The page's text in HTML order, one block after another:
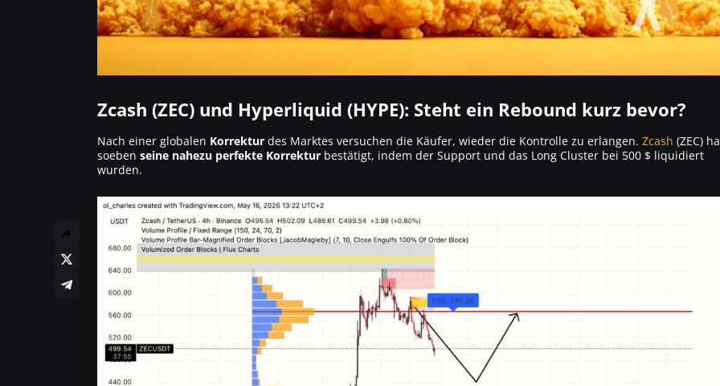
Zcash (ZEC) und Hyperliquid (HYPE): Steht ein Rebound kurz bevor?
Nach einer globalen Korrektur des Marktes versuchen die Käufer, wieder die Kontrolle zu erlangen. Zcash (ZEC)
soeben seine nahezu perfekte Korrektur bestätigt, indem der Support und das Long Cluster bei 500 $ liquidiert
wurden.